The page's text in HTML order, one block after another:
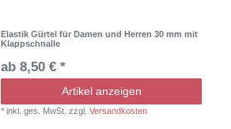
Elastik Gürtel für Damen und Herren 30 mm mit
Klappschnalle
ab 8,50 € *
Artikel anzeigen
*inkl. ges. MwSt. zzgl.Versandkosten